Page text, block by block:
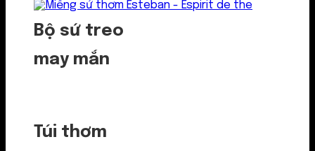
Bộ sứ treo
may mắn
Túi thơm